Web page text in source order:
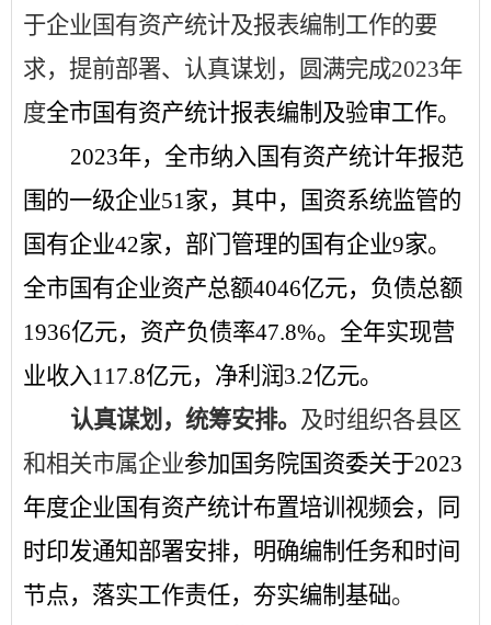
于企业国有资产统计及报表编制工作的要
求，提前部署、认真谋划，圆满完成2023年
度全市国有资产统计报表编制及验审工作。
2023年，全市纳入国有资产统计年报范
围的一级企业51家，其中，国资系统监管的
国有企业42家，部门管理的国有企业9家。
全市国有企业资产总额4046亿元， 负债总额
1936亿元， 资产负债率47.8%。 全年实现营
业收入117.8亿元， 净利润 3.2亿元。
认真谋划，统筹安排。 及时组织各县区
和相关市属企业参加国务院国资委关于2023
年度企业国有资产统计布置培训视频会，同
时印发通知部署安排， 明确编制任务和时间
节点，落实工作责任，夯实编制基础。